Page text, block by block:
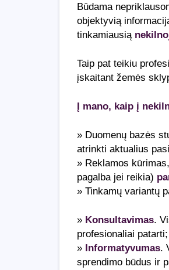
Būdama
objektyvią
tinkamiausią
Taip pat teikiu
įskaitant žemės
Į mano, kaip į
» Duomenų bazės
atrinkti aktualius
» Reklamos
pagalba jei reikia)
» Tinkamų variantų
» Konsultavimas.
profesionaliai patarti;
» Informatyvumas.
sprendimo būdus ir